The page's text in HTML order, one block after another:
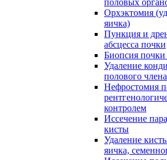
половых
Орхэктомия
яичка)
Пункция и
абсцесса почки
Биопсия
Удаление
полового члена
Нефростомия
контролем
Иссечение
кисты
Удаление
яичка,